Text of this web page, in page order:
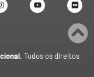
. Todos os direitos